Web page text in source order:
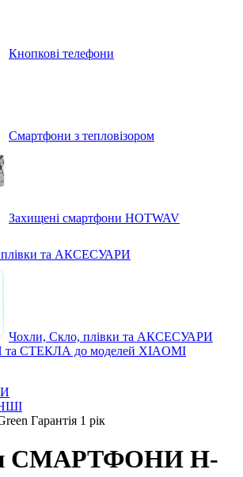
Кнопкові телефони
Смартфони з тепловізором
Захищені смартфони HOTWAV
та АКСЕСУАРИ
Чохли, Скло, плівки та АКСЕСУАРИ
СТЕКЛА до моделей XIAOMI
Гарантія 1 рік
СМАРТФОНИ H-